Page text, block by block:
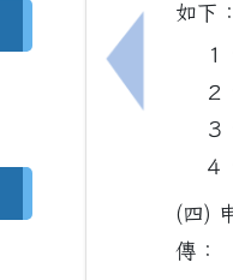
上一筆：
如下：
４
(四)
傳：